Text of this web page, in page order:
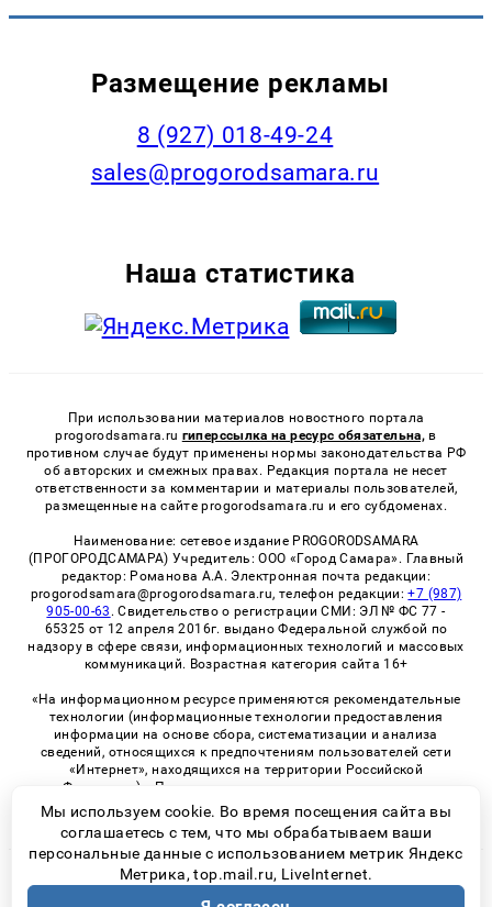
Размещение рекламы
8 (927) 018-49-24
sales@progorodsamara.ru
Наша статистика
При использовании материалов новостного портала
progorodsamara.ru гиперссылка на ресурс обязательна, в
противном случае будут применены нормы законодательства РФ
об авторских и смежных правах. Редакция портала не несет
ответственности за комментарии и материалы пользователей,
размещенные на сайте progorodsamara.ru и его субдоменах.
Наименование: сетевое издание PROGORODSAMARA
(ПРОГОРОДСАМАРА) Учредитель: ООО «Город Самара». Главный
редактор: Романова А.А. Электронная почта редакции:
progorodsamara@progorodsamara.ru, телефон редакции:+7 (987)
905-00-63 . Свидетельство о регистрации СМИ: ЭЛ № ФС 77 -
65325 от 12 апреля 2016г. выдано Федеральной службой по
надзору в сфере связи, информационных технологий и массовых
коммуникаций. Возрастная категория сайта 16+
«На информационном ресурсе применяются рекомендательные
технологии (информационные технологии предоставления
информации на основе сбора, систематизации и анализа
сведений, относящихся к предпочтениям пользователей сети
«Интернет», находящихся на территории Российской
Федерации)». Правила применения рекомендательных
технологий в виджетах рекламно-обменной сети
«СМИ2» (PDF)
© 2026 «ProGorodSamara» | Все права защищены
Мы используем cookie. Во время посещения сайта вы
соглашаетесь с тем, что мы обрабатываем ваши
персональные данные с использованием метрик Яндекс
Метрика, top.mail.ru, LiveInternet.